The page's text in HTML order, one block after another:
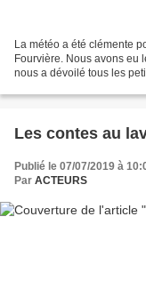
La météo a été clémente
Fourvière. Nous avons eu
nous a dévoilé tous les
Les contes au
Publié le 07/07/2019 à
Par ACTEURS